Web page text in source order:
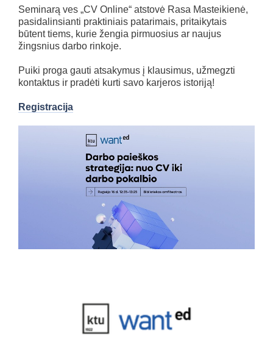
Seminarą ves „CV Online“ atstovė Rasa Masteikienė,
pasidalinsianti praktiniais patarimais, pritaikytais
būtent tiems, kurie žengia pirmuosius ar naujus
žingsnius darbo rinkoje.
Puiki proga gauti atsakymus į klausimus, užmegzti
kontaktus ir pradėti kurti savo karjeros istoriją!
Registracija